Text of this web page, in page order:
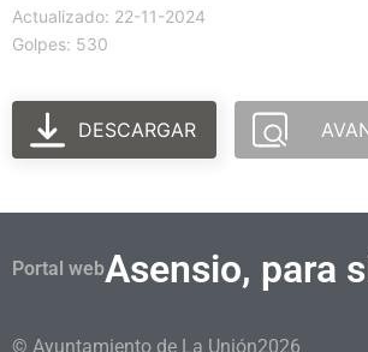
Actualizado: 22-11-2024
Golpes: 530
DESCARGAR
Portal webAsensio, para
© Ayuntamiento de La Unión2026